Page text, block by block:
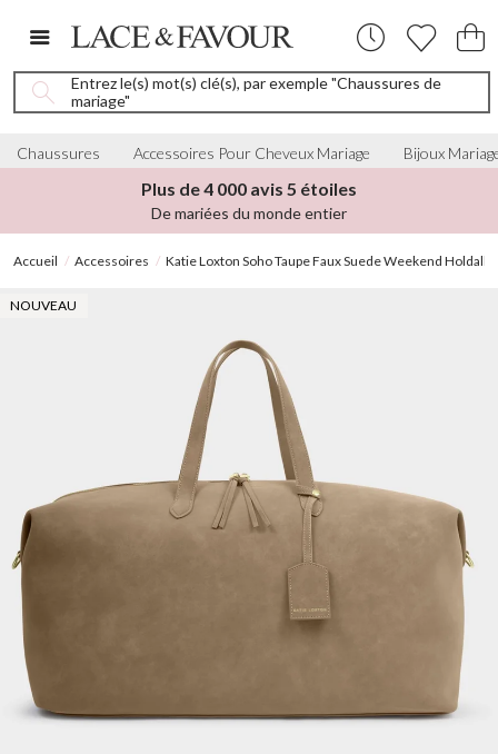
Entrez le(s) mot(s) clé(s), par exemple "Chaussures de
mariage"
Chaussures Accessoires Pour Cheveux Mariage Bijoux
Plus de 4 000 avis 5 étoiles
De mariées du monde entier
Accueil Accessoires Katie Loxton Soho Taupe Faux Suede Weekend Holdall
NOUVEAU